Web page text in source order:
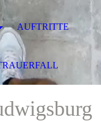
AUFTRITTE